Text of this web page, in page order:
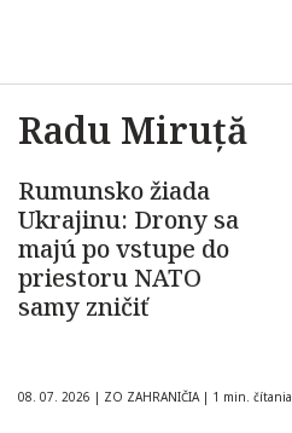
Radu Miruță
Rumunsko žiada
Ukrajinu: Drony sa
majú po vstupe do
priestoru NATO
samy zničiť
08. 07. 2026 | ZO ZAHRANIČIA | 1 min. čítania